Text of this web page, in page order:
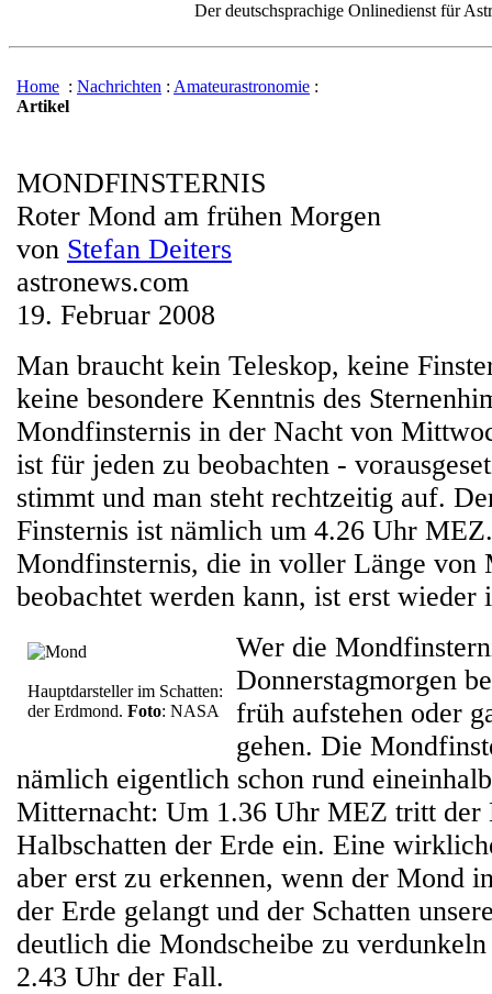
Der deutschsprachige Onlinedienst für
Home : Nachrichten : Amateurastronomie :
Artikel
MONDFINSTERNIS
Roter Mond am frühen Morgen
von Stefan Deiters
astronews.com
19. Februar 2008
Man braucht kein Teleskop, keine
keine besondere Kenntnis des
Mondfinsternis in der Nacht von
ist für jeden zu beobachten -
stimmt und man steht rechtzeitig auf.
Finsternis ist nämlich um 4.26 Uhr
Mondfinsternis, die in voller Länge von
beobachtet werden kann, ist erst wieder
Hauptdarsteller im Schatten:
der Erdmond. Foto: NASA
Wer die
Donnerstagmorgen
früh aufstehen oder
gehen. Die
nämlich eigentlich schon rund
Mitternacht: Um 1.36 Uhr MEZ tritt der
Halbschatten der Erde ein. Eine
aber erst zu erkennen, wenn der Mond
der Erde gelangt und der Schatten
deutlich die Mondscheibe zu
2.43 Uhr der Fall.